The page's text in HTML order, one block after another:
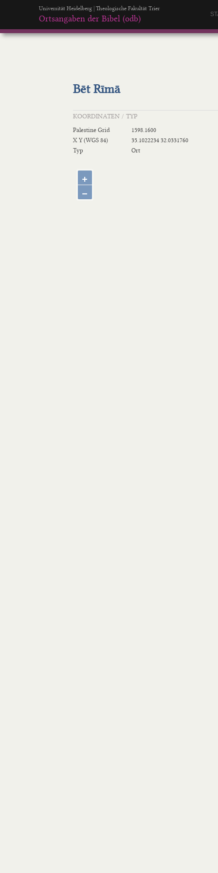
Universität Heidelberg | Theologische Fakultät Trier
Ortsangaben der Bibel (odb)
Bēt Rīmā
KOORDINATEN / TYP
Palestine Grid
1598.1600
X Y (WGS 84)
35.1022234 32.0331760
Typ
Ort
+
−